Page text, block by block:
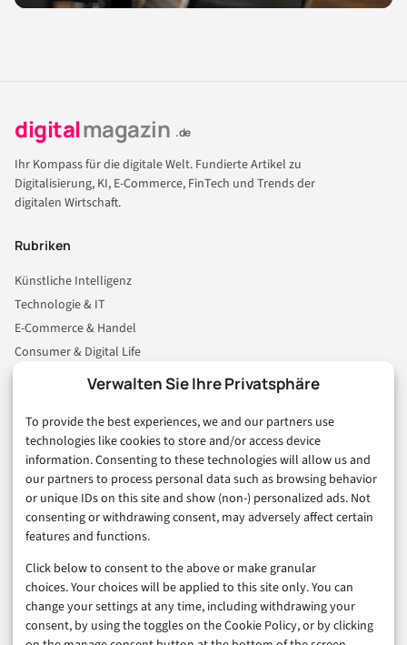
Verwalten Sie Ihre Privatsphäre
To provide the best experiences, we and our partners use
technologies like cookies to store and/or access device
information. Consenting to these technologies will allow us and
our partners to process personal data such as browsing behavior
or unique IDs on this site and show (non-) personalized ads. Not
consenting or withdrawing consent, may adversely affect certain
features and functions.
Click below to consent to the above or make granular
choices. Your choices will be applied to this site only. You can
change your settings at any time, including withdrawing your
consent, by using the toggles on the Cookie Policy, or by clicking
digitalmagazin .de
Ihr Kompass für die digitale Welt. Fundierte Artikel zu
Digitalisierung, KI, E-Commerce, FinTech und Trends der
digitalen Wirtschaft.
Rubriken
Künstliche Intelligenz
Technologie & IT
E-Commerce & Handel
Consumer & Digital Life
Business & Karriere
Sicherheit & Recht
Digitalisierung
Marketing
Magazin
Unsere Redaktion
Werbeformate & Media Kit
Rechtliches